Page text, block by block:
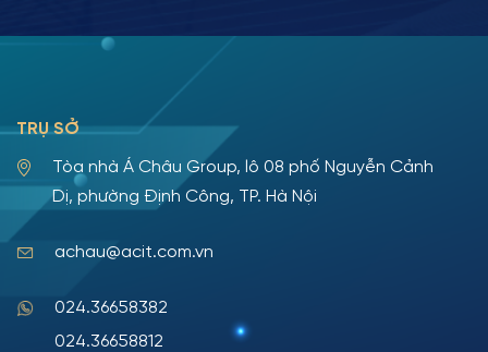
TRỤ SỞ
Tòa nhà Á Châu Group, lô 08 phố Nguyễn Cảnh
Dị, phường Định Công, TP. Hà Nội
achau@acit.com.vn
024.36658382
024.36658812